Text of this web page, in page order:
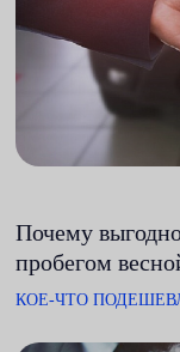
Почему
пробегом
КОЕ-ЧТО